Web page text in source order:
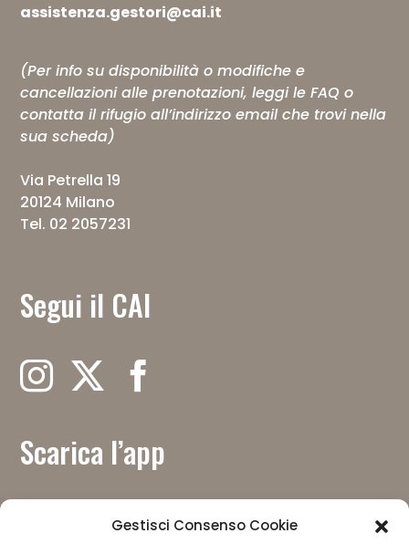
Gestisci Consenso Cookie
assistenza.gestori@cai.it
(Per info su disponibilità o modifiche e
cancellazioni alle prenotazioni, leggi leFAQ o
contatta il rifugio all’indirizzo email che trovi nella
sua scheda)
Via Petrella 19
20124 Milano
Tel. 02 2057231
Segui il CAI
Scarica l’app